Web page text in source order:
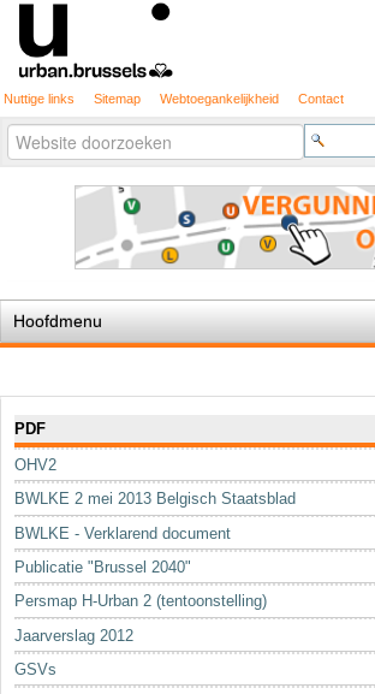
Nuttige links Sitemap Webtoegankelijkheid Contact
Zoek
Geavanceerd
zoeken...
Hoofdmenu
De spelregels
Stedenbouwkundige vergunning
Cartografie
Studies en publicaties
Sleutelwoorden
Stedenbouwkundige inlichtingen
PDF
OHV2
BWLKE 2 mei 2013 Belgisch Staatsblad
BWLKE - Verklarend document
Publicatie "Brussel 2040"
Persmap H-Urban 2 (tentoonstelling)
Jaarverslag 2012
GSVs